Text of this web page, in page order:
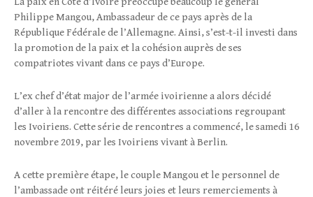
Philippe Mangou, Ambassadeur de ce pays après de la
République Fédérale de l’Allemagne. Ainsi, s’est-t-il investi dans
la promotion de la paix et la cohésion auprès de ses
compatriotes vivant dans ce pays d’Europe.
L’ex chef d’état major de l’armée ivoirienne a alors décidé
d’aller à la rencontre des différentes associations regroupant
les Ivoiriens. Cette série de rencontres a commencé, le samedi 16
novembre 2019, par les Ivoiriens vivant à Berlin.
A cette première étape, le couple Mangou et le personnel de
l’ambassade ont réitéré leurs joies et leurs remerciements à